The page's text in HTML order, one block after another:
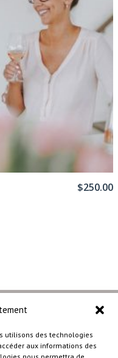
utilisons des technologies
aux informations des
$250.00